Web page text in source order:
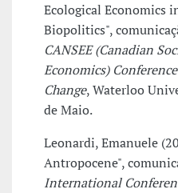
Ecological Economics
Biopolitics",
CANSEE (Canadian
Economics)
Change, Waterloo
de Maio.
Leonardi, Emanuele
Antropocene",
International